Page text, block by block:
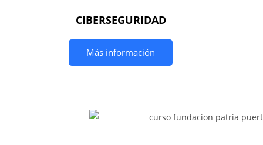
CIBERSEGURIDAD
Más información